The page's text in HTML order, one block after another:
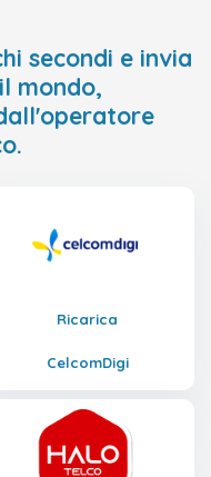
secondi e invia
mondo,
Ricarica
CelcomDigi